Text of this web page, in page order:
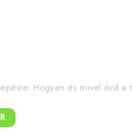
Hogyan és mivel óvd a